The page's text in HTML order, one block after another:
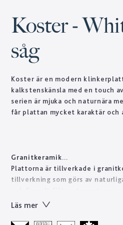
Koster -
såg
Koster är en modern
kalkstenskänsla med en touch
serien är mjuka och naturnära
får plattan mycket karaktär och
Granitkeramik
Plattorna är tillverkade i
tillverkning som görs av
bränns i höga temperaturer. På
Läs mer